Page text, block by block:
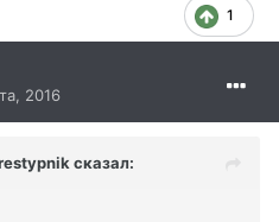
1
2016
сказал: